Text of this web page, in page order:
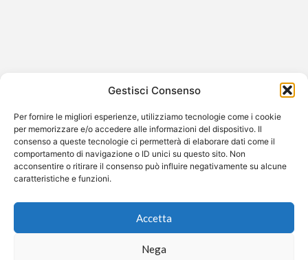
Gestisci Consenso
Per fornire le migliori esperienze, utilizziamo tecnologie come i cookie
per memorizzare e/o accedere alle informazioni del dispositivo. Il
consenso a queste tecnologie ci permetterà di elaborare dati come il
comportamento di navigazione o ID unici su questo sito. Non
acconsentire o ritirare il consenso può influire negativamente su alcune
caratteristiche e funzioni.
Accetta
Nega
Facci Ridere è il nuovo show comico in prima serata che
©2026 Free Streaming